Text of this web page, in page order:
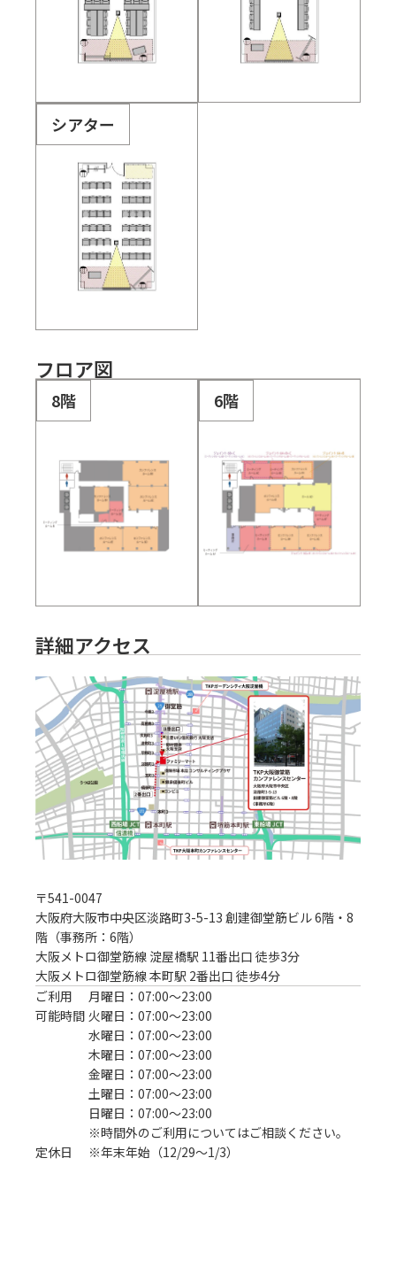
シアター
フロア図
8階 6階
詳細アクセス
〒541-0047
大阪府大阪市中央区淡路町3-5-13 創建御堂筋ビル 6階・8
階（事務所：6階）
大阪メトロ御堂筋線 淀屋橋駅 11番出口 徒歩3分
大阪メトロ御堂筋線 本町駅 2番出口 徒歩4分
ご利用
可能時間
月曜日：07:00〜23:00
火曜日：07:00〜23:00
水曜日：07:00〜23:00
木曜日：07:00〜23:00
金曜日：07:00〜23:00
土曜日：07:00〜23:00
日曜日：07:00〜23:00
※時間外のご利用についてはご相談ください。
定休日
※年末年始（12/29～1/3）